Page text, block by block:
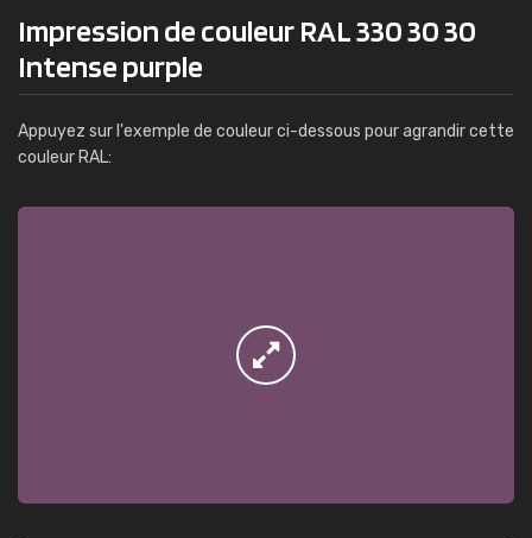
Impression de couleur RAL 330 30 30
Intense purple
Appuyez sur l'exemple de couleur ci-dessous pour agrandir cette
couleur RAL: